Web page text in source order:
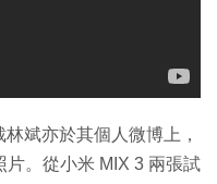
斌亦於其個人微博上，
片。從小米 MIX 3 兩張試